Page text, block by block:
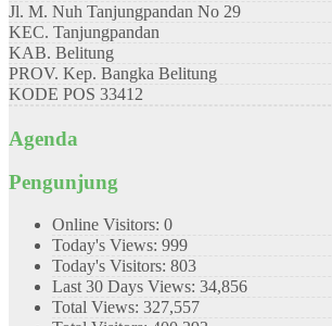
Jl. M. Nuh Tanjungpandan No 29
KEC. Tanjungpandan
KAB. Belitung
PROV. Kep. Bangka Belitung
KODE POS 33412
Agenda
Pengunjung
Online Visitors: 0
Today's Views: 999
Today's Visitors: 803
Last 30 Days Views: 34,856
Total Views: 327,557